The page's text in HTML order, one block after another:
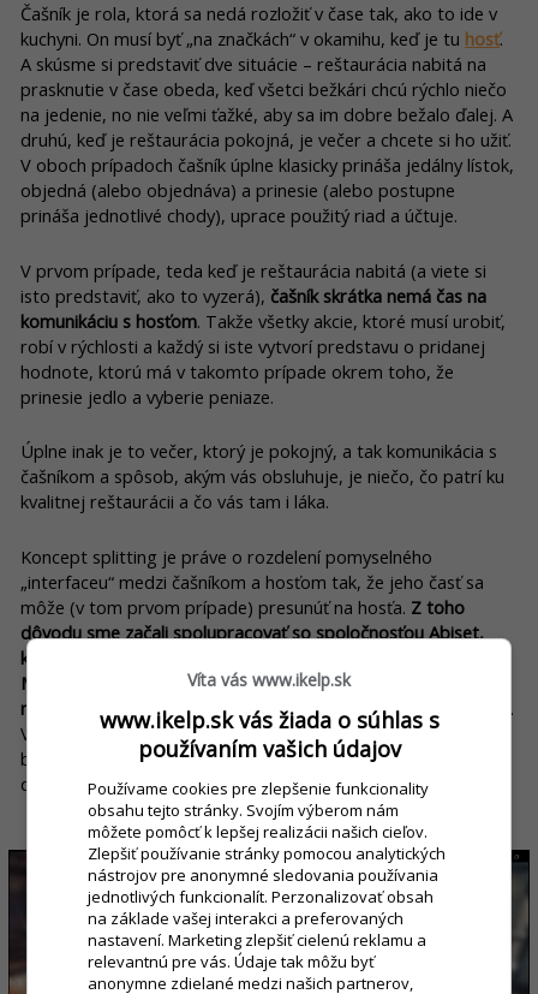
Čašník je rola, ktorá sa nedá rozložiť v čase tak, ako to ide v
kuchyni. On musí byť „na značkách“ v okamihu, keď je tu hosť.
A skúsme si predstaviť dve situácie – reštaurácia nabitá na
prasknutie v čase obeda, keď všetci bežkári chcú rýchlo niečo
na jedenie, no nie veľmi ťažké, aby sa im dobre bežalo ďalej. A
druhú, keď je reštaurácia pokojná, je večer a chcete si ho užiť.
V oboch prípadoch čašník úplne klasicky prináša jedálny lístok,
objedná (alebo objednáva) a prinesie (alebo postupne
prináša jednotlivé chody), uprace použitý riad a účtuje.
V prvom prípade, teda keď je reštaurácia nabitá (a viete si
isto predstaviť, ako to vyzerá), čašník skrátka nemá čas na
komunikáciu s hosťom. Takže všetky akcie, ktoré musí urobiť,
robí v rýchlosti a každý si iste vytvorí predstavu o pridanej
hodnote, ktorú má v takomto prípade okrem toho, že
prinesie jedlo a vyberie peniaze.
Úplne inak je to večer, ktorý je pokojný, a tak komunikácia s
čašníkom a spôsob, akým vás obsluhuje, je niečo, čo patrí ku
kvalitnej reštaurácii a čo vás tam i láka.
Koncept splitting je práve o rozdelení pomyselného
„interfaceu“ medzi čašníkom a hosťom tak, že jeho časť sa
môže (v tom prvom prípade) presunúť na hosťa. Z toho
dôvodu sme začali spolupracovať so spoločnosťou Abiset,
ktorá ponúkala elektronický objednávkový systém iKelp POS
Mobile, vďaka ktorému sa hosť obsluhuje vo svojom mobile a
navyše má aj možnosť online platby (funkciaInteligentný stôl
.
V mobile preto, lebo si vôbec nedokážem predstaviť, že hosť
by mal napríklad náš tablet, síce nejak pripevnený, ale voľne k
dispozícii i na to, aby sa s ním hrali deti.
Víta vás www.ikelp.sk
www.ikelp.sk vás žiada o súhlas s
používaním vašich údajov
Používame cookies pre zlepšenie funkcionality
obsahu tejto stránky. Svojím výberom nám
môžete pomôcť k lepšej realizácii našich cieľov.
Zlepšiť používanie stránky pomocou analytických
nástrojov pre anonymné sledovania používania
jednotlivých funkcionalít. Perzonalizovať obsah
na základe vašej interakci a preferovaných
nastavení. Marketing zlepšiť cielenú reklamu a
relevantnú pre vás. Údaje tak môžu byť
anonymne zdielané medzi našich partnerov,